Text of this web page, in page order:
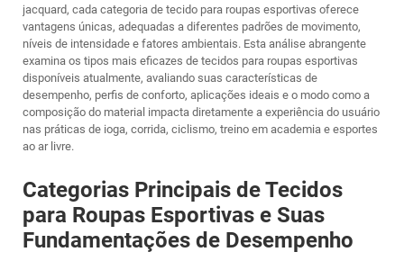
jacquard, cada categoria de tecido para roupas esportivas oferece
vantagens únicas, adequadas a diferentes padrões de movimento,
níveis de intensidade e fatores ambientais. Esta análise abrangente
examina os tipos mais eficazes de tecidos para roupas esportivas
disponíveis atualmente, avaliando suas características de
desempenho, perfis de conforto, aplicações ideais e o modo como a
composição do material impacta diretamente a experiência do usuário
nas práticas de ioga, corrida, ciclismo, treino em academia e esportes
ao ar livre.
Categorias Principais de Tecidos
para Roupas Esportivas e Suas
Fundamentações de Desempenho